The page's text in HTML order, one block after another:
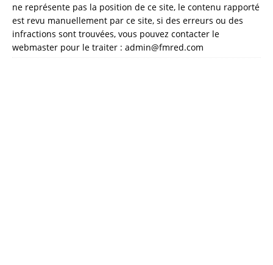
ne représente pas la position de ce site, le contenu rapporté
est revu manuellement par ce site, si des erreurs ou des
infractions sont trouvées, vous pouvez contacter le
webmaster pour le traiter : admin@fmred.com